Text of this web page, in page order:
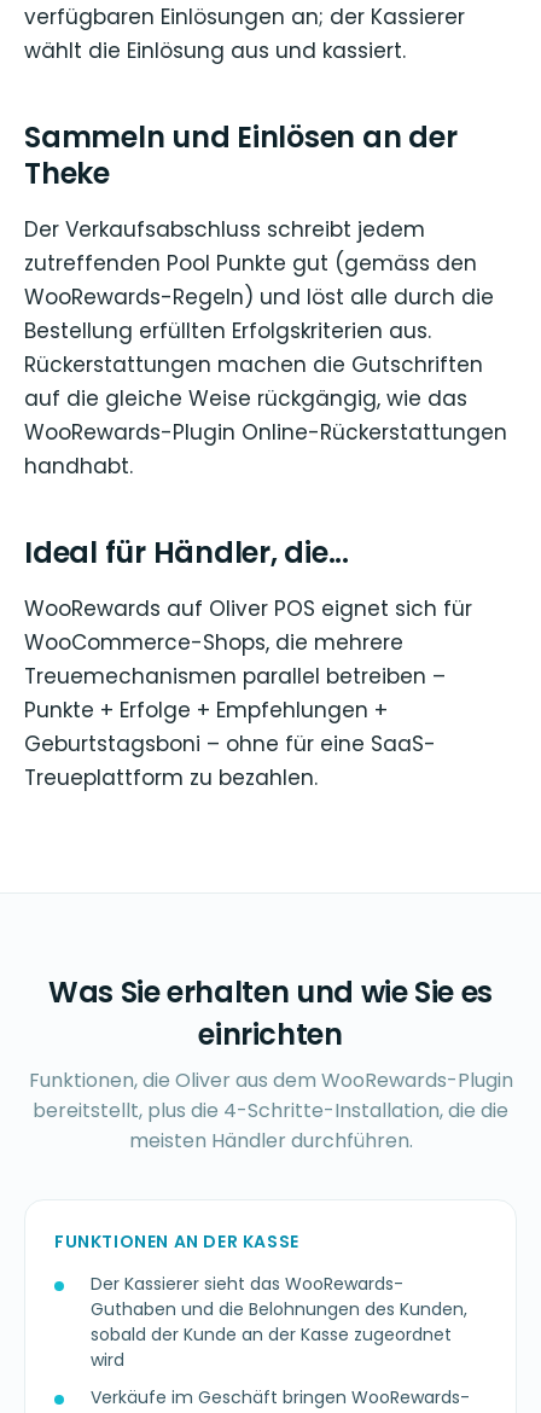
verfügbaren Einlösungen an; der Kassierer
wählt die Einlösung aus und kassiert.
Sammeln und Einlösen an der
Theke
Der Verkaufsabschluss schreibt jedem
zutreffenden Pool Punkte gut (gemäss den
WooRewards-Regeln) und löst alle durch die
Bestellung erfüllten Erfolgskriterien aus.
Rückerstattungen machen die Gutschriften
auf die gleiche Weise rückgängig, wie das
WooRewards-Plugin Online-Rückerstattungen
handhabt.
Ideal für Händler, die...
WooRewards auf Oliver POS eignet sich für
WooCommerce-Shops, die mehrere
Treuemechanismen parallel betreiben –
Punkte + Erfolge + Empfehlungen +
Geburtstagsboni – ohne für eine SaaS-
Treueplattform zu bezahlen.
Was Sie erhalten und wie Sie es
einrichten
Funktionen, die Oliver aus dem WooRewards-Plugin
bereitstellt, plus die 4-Schritte-Installation, die die
meisten Händler durchführen.
FUNKTIONEN AN DER KASSE
Der Kassierer sieht das WooRewards-
Guthaben und die Belohnungen des Kunden,
sobald der Kunde an der Kasse zugeordnet
wird
Verkäufe im Geschäft bringen WooRewards-